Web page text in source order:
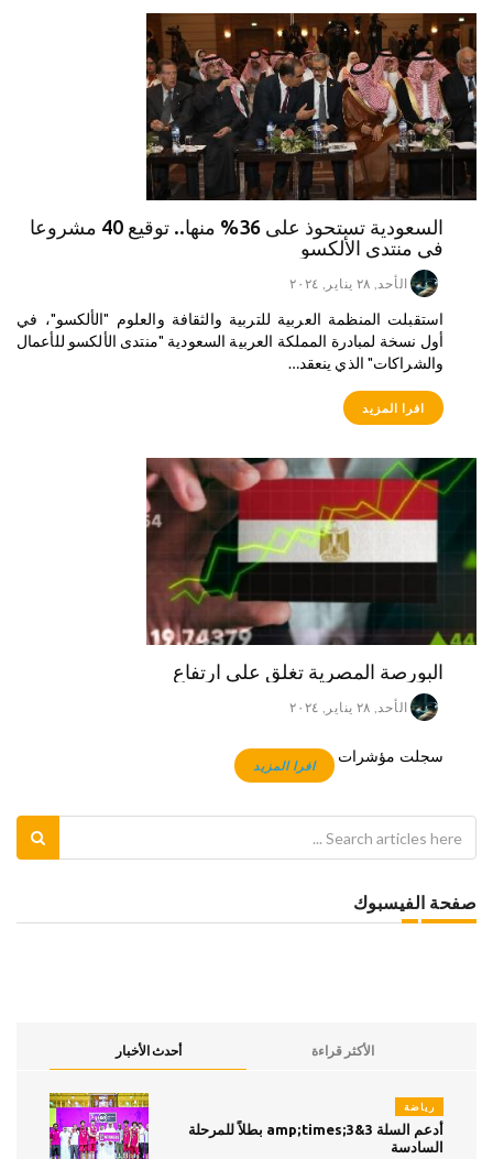
السعودية تستحوذ على 36% منها.. توقيع 40 مشروعا
في منتدى الألكسو
الأحد, ٢٨ يناير, ٢٠٢٤
استقبلت المنظمة العربية للتربية والثقافة والعلوم "الألكسو"، في
أول نسخة لمبادرة المملكة العربية السعودية "منتدى الألكسو للأعمال
والشراكات" الذي ينعقد…
افرا المزيد
البورصة المصرية تغلق على ارتفاع
الأحد, ٢٨ يناير, ٢٠٢٤
سجلت مؤشرات
افرا المزيد
صفحة الفيسبوك
أحدث الأخبار الأكثر قراءة
رياضة
أدعم السلة 3&amp;times;3 بطلاً للمرحلة
السادسة